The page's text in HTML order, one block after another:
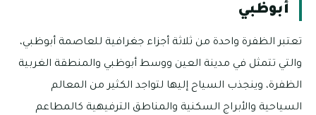
أبوظبي
تعتبر الظفرة واحدة من ثلاثة أجزاء جغرافية للعاصمة أبوظبي،
والتي تتمثل في مدينة العين ووسط أبوظبي والمنطقة الغربية
الظفرة، وينجذب السياح إليها لتواجد الكثير من المعالم
السياحية والأبراج السكنية والمناطق الترفيهية كالمطاعم